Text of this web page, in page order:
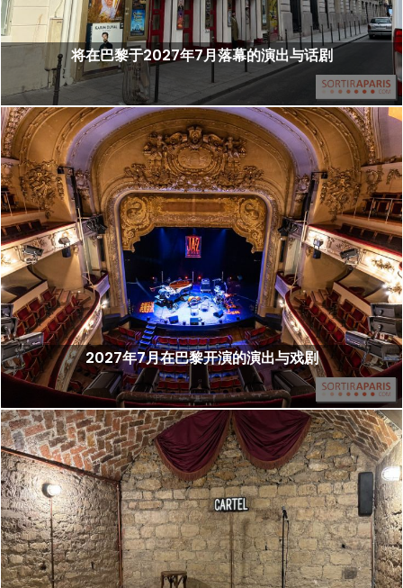
将在巴黎于2027年7月落幕的演出与话剧
2027年7月在巴黎开演的演出与戏剧